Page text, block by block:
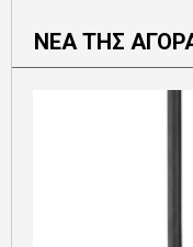
ΝΕΑ ΤΗΣ